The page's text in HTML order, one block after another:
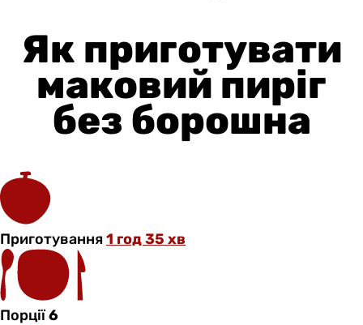
Як приготувати
маковий пиріг
без борошна
Приготування1 год 35 хв
Порції6